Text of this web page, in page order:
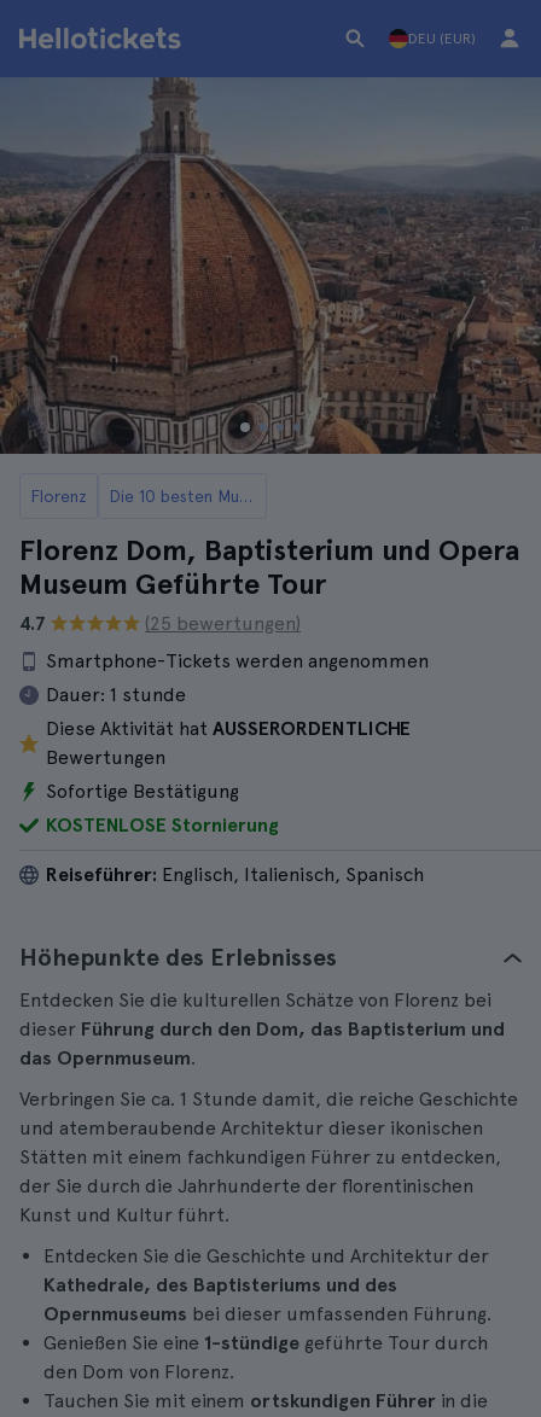
DEU (EUR)
Florenz Die 10 besten Museen in Florenz
Florenz Dom, Baptisterium und Opera
Museum Geführte Tour
4.7
(25 bewertungen)
Smartphone-Tickets werden angenommen
Dauer: 1 stunde
Diese Aktivität hat AUSSERORDENTLICHE
Bewertungen
Sofortige Bestätigung
KOSTENLOSE Stornierung
Reiseführer: Englisch, Italienisch, Spanisch
Höhepunkte des Erlebnisses
Entdecken Sie die kulturellen Schätze von Florenz bei
dieser Führung durch den Dom, das Baptisterium und
das Opernmuseum.
Verbringen Sie ca. 1 Stunde damit, die reiche Geschichte
und atemberaubende Architektur dieser ikonischen
Stätten mit einem fachkundigen Führer zu entdecken,
der Sie durch die Jahrhunderte der florentinischen
Kunst und Kultur führt.
Entdecken Sie die Geschichte und Architektur der
Kathedrale, des Baptisteriums und des
Opernmuseums bei dieser umfassenden Führung.
Genießen Sie eine 1-stündige geführte Tour durch
den Dom von Florenz.
Tauchen Sie mit einem ortskundigen Führer in die